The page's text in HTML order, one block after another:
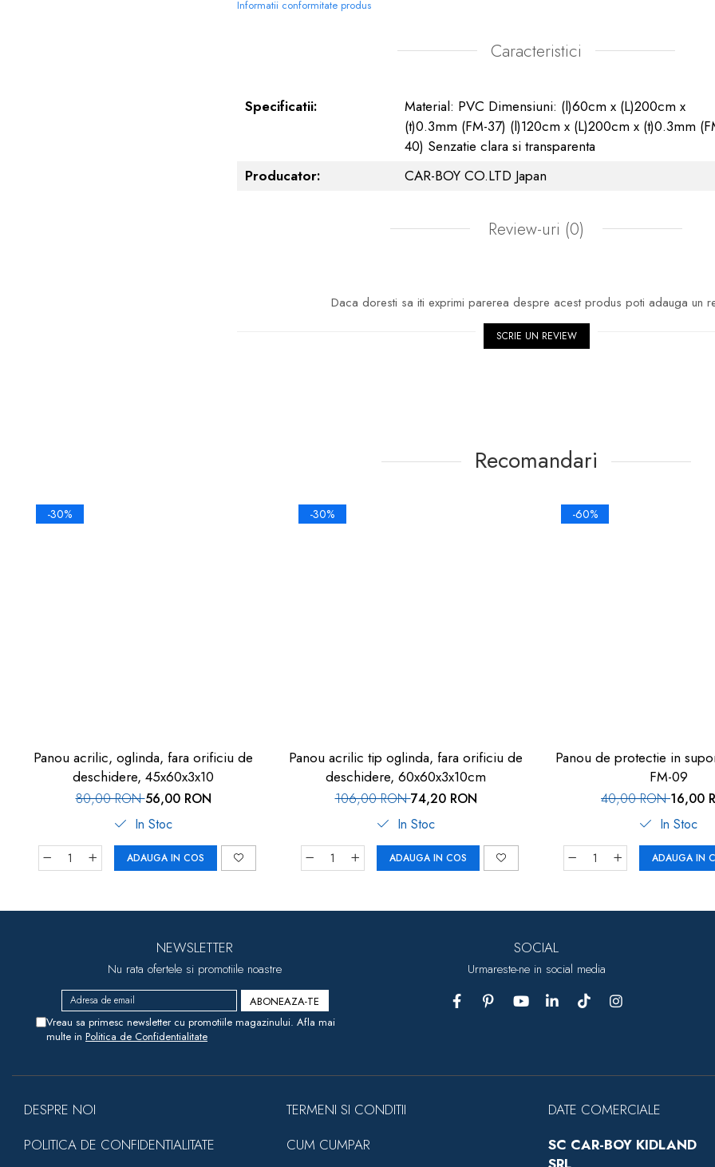
Informatii conformitate produs
Caracteristici
Specificatii:
Material: PVC Dimensiuni: (l)60cm x (L)200cm x
(t)0.3mm (FM-37) (l)120cm x (L)200cm x (t)0.3mm
40) Senzatie clara si transparenta
Producator:
CAR-BOY CO.LTD Japan
Review-uri (0)
Daca doresti sa iti exprimi parerea despre acest produs poti adauga un
SCRIE UN REVIEW
Recomandari
-30%
Panou acrilic, oglinda, fara orificiu de
deschidere, 45x60x3x10
80,00 RON56,00 RON
In Stoc
ADAUGA IN COS
-30%
Panou acrilic tip oglinda, fara orificiu de
deschidere, 60x60x3x10cm
106,00 RON74,20 RON
In Stoc
ADAUGA IN COS
-60%
Panou de protectie in suport de
FM-09
40,00 RON16,00
In Stoc
ADAUGA IN
NEWSLETTER
Nu rata ofertele si promotiile noastre
Vreau sa primesc newsletter cu promotiile magazinului. Afla mai
multe in Politica de Confidentialitate
SOCIAL
Urmareste-ne in social media
DESPRE NOI
POLITICA DE CONFIDENTIALITATE
TERMENI SI CONDITII
CUM CUMPAR
DATE COMERCIALE
SC CAR-BOY KIDLAND